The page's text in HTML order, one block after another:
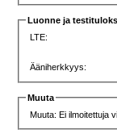
Luonne ja
LTE:
Ääniherkkyys:
Muuta
Muuta: Ei ilmoitettuja